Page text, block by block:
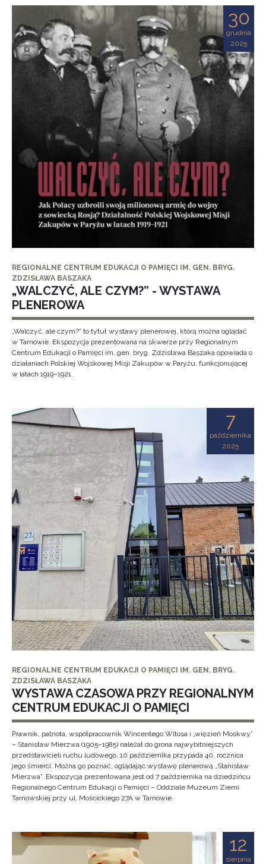
30
grudnia
2025
REGIONALNE CENTRUM EDUKACJI O PAMIĘCI IM. GEN. BRYG.
ZDZISŁAWA BASZAKA
„WALCZYĆ, ALE CZYM?” - WYSTAWA
PLENEROWA
„Walczyć, ale czym?” to tytuł wystawy plenerowej, którą można oglądać
w Tarnowie. Ekspozycja prezentowana na skwerze przy Regionalnym
Centrum Edukacji o Pamięci im. gen. bryg. Zdzisława Baszaka opowiada o
działaniach Polskiej Wojskowej Misji Zakupów w Paryżu, funkcjonującej
w latach 1919–1921.
7
października
2025
REGIONALNE CENTRUM EDUKACJI O PAMIĘCI IM. GEN. BRYG.
ZDZISŁAWA BASZAKA
WYSTAWA CZASOWA PRZY REGIONALNYM
CENTRUM EDUKACJI O PAMIĘCI
Prawnik, patriota, współpracownik Wincentego Witosa i „więzień Moskwy”
– Stanisław Mierzwa (1905–1985) należał do grona najwybitniejszych
przedstawicieli ruchu ludowego. 10 października przypada 40. rocznica
jego śmierci. Można go poznać, oglądając wystawę plenerową „Stanisław
Mierzwa”. Ekspozycja prezentowana jest od 7 października na dziedzińcu
Regionalnego Centrum Edukacji o Pamięci – Oddziale Muzeum Ziemi
Tarnowskiej przy ul. Mościckiego 27A w Tarnowie.
12
sierpnia